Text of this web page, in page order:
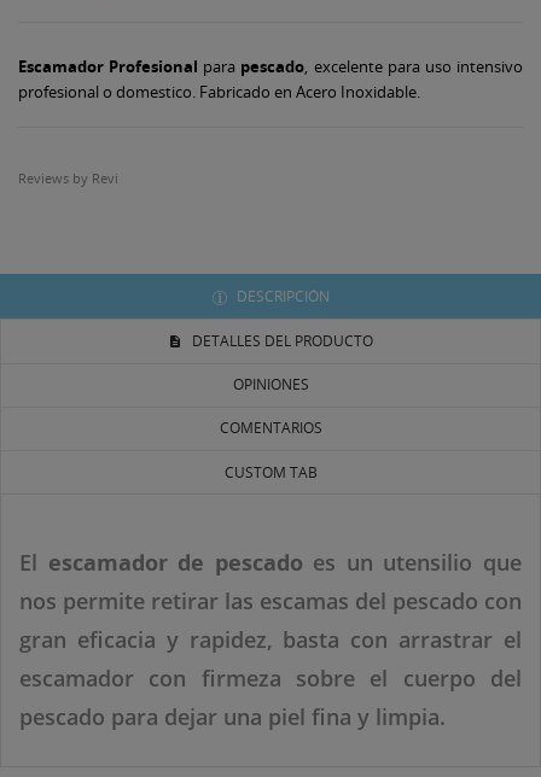
Escamador Profesional para pescado, excelente para uso intensivo
profesional o domestico. Fabricado en Acero Inoxidable.
Reviews by Revi
DESCRIPCIÓN
DETALLES DEL PRODUCTO
OPINIONES
COMENTARIOS
CUSTOM TAB
El escamador de pescado es un utensilio que
nos permite retirar las escamas del pescado con
gran eficacia y rapidez, basta con arrastrar el
escamador con firmeza sobre el cuerpo del
pescado para dejar una piel fina y limpia.
MI LISTA DE DESEOS
INICIAR SESIÓN
((CANCELTEXT))